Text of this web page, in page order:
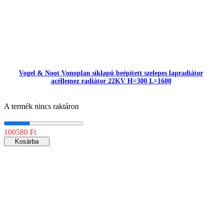
Vogel & Noot Vonoplan síklapú beépített szelepes lapradiátor
acéllemez radiátor 22KV H=300 L=1600
A termék nincs raktáron
100580 Ft
Kosárba